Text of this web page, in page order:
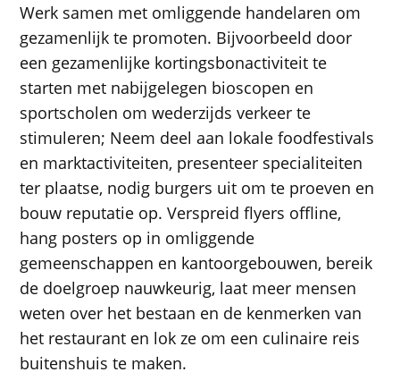
Werk samen met omliggende handelaren om
gezamenlijk te promoten. Bijvoorbeeld door
een gezamenlijke kortingsbonactiviteit te
starten met nabijgelegen bioscopen en
sportscholen om wederzijds verkeer te
stimuleren; Neem deel aan lokale foodfestivals
en marktactiviteiten, presenteer specialiteiten
ter plaatse, nodig burgers uit om te proeven en
bouw reputatie op. Verspreid flyers offline,
hang posters op in omliggende
gemeenschappen en kantoorgebouwen, bereik
de doelgroep nauwkeurig, laat meer mensen
weten over het bestaan ​​en de kenmerken van
het restaurant en lok ze om een ​​culinaire reis
buitenshuis te maken.